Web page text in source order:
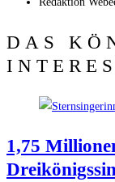
DAS
1,75